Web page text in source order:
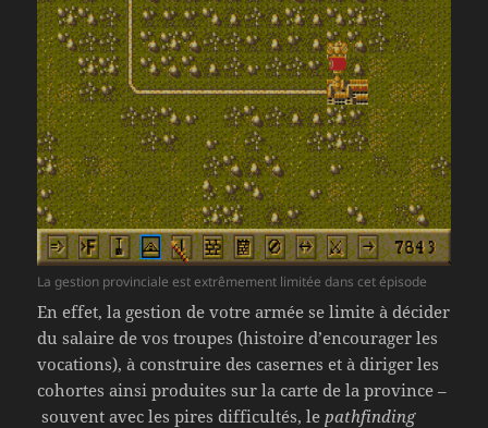
La gestion provinciale est extrêmement limitée dans cet épisode
En effet, la gestion de votre armée se limite à décider
du salaire de vos troupes (histoire d’encourager les
vocations), à construire des casernes et à diriger les
cohortes ainsi produites sur la carte de la province –
souvent avec les pires difficultés, le pathfinding